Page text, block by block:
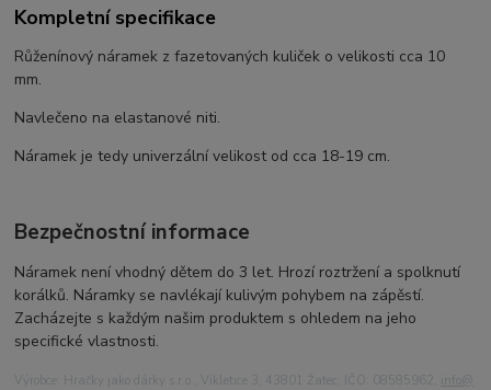
Kompletní specifikace
Růženínový náramek z fazetovaných kuliček o velikosti cca 10
mm.
Navlečeno na elastanové niti.
Náramek je tedy univerzální velikost od cca 18-19 cm.
Bezpečnostní informace
Náramek není vhodný dětem do 3 let. Hrozí roztržení a spolknutí
korálků. Náramky se navlékají kulivým pohybem na zápěstí.
Zacházejte s každým našim produktem s ohledem na jeho
specifické vlastnosti.
Výrobce: Hračky jako dárky s.r.o., Vikletice 3, 43801 Žatec, IČO: 08585962, info@